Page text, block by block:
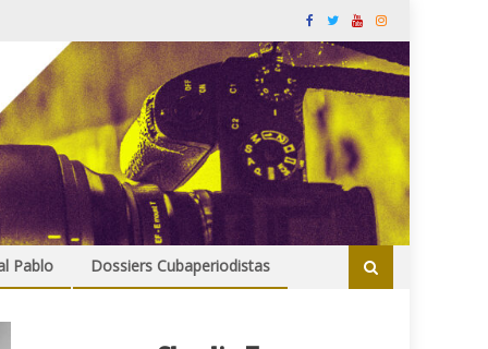
Pablo Dossiers Cubaperiodistas